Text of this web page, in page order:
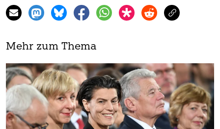
Mehr zum Thema